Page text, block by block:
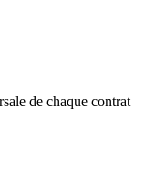
de chaque contrat